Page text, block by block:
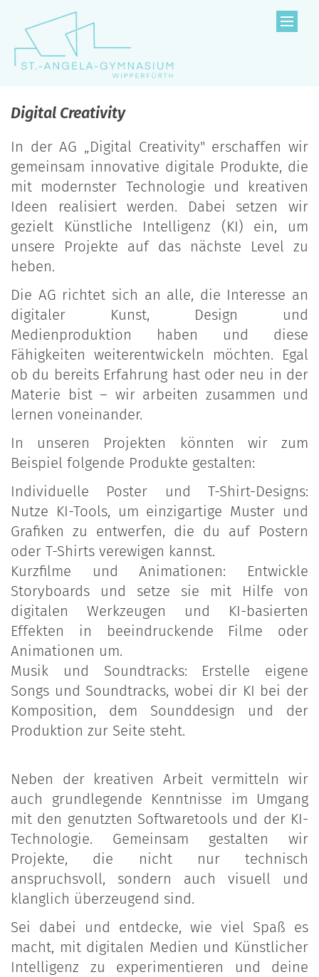
Zum Inhalt springen
Digital Creativity
In der AG „Digital Creativity" erschaffen wir
gemeinsam innovative digitale Produkte, die
mit modernster Technologie und kreativen
Ideen realisiert werden. Dabei setzen wir
gezielt Künstliche Intelligenz (KI) ein, um
unsere Projekte auf das nächste Level zu
heben.
Die AG richtet sich an alle, die Interesse an
digitaler Kunst, Design und
Medienproduktion haben und diese
Fähigkeiten weiterentwickeln möchten. Egal
ob du bereits Erfahrung hast oder neu in der
Materie bist – wir arbeiten zusammen und
lernen voneinander.
In unseren Projekten könnten wir zum
Beispiel folgende Produkte gestalten:
Individuelle Poster und T-Shirt-Designs:
Nutze KI-Tools, um einzigartige Muster und
Grafiken zu entwerfen, die du auf Postern
oder T-Shirts verewigen kannst.
Kurzfilme und Animationen: Entwickle
Storyboards und setze sie mit Hilfe von
digitalen Werkzeugen und KI-basierten
Effekten in beeindruckende Filme oder
Animationen um.
Musik und Soundtracks: Erstelle eigene
Songs und Soundtracks, wobei dir KI bei der
Komposition, dem Sounddesign und der
Produktion zur Seite steht.
Neben der kreativen Arbeit vermitteln wir
auch grundlegende Kenntnisse im Umgang
mit den genutzten Softwaretools und der KI-
Technologie. Gemeinsam gestalten wir
Projekte, die nicht nur technisch
anspruchsvoll, sondern auch visuell und
klanglich überzeugend sind.
Sei dabei und entdecke, wie viel Spaß es
macht, mit digitalen Medien und Künstlicher
Intelligenz zu experimentieren und deine